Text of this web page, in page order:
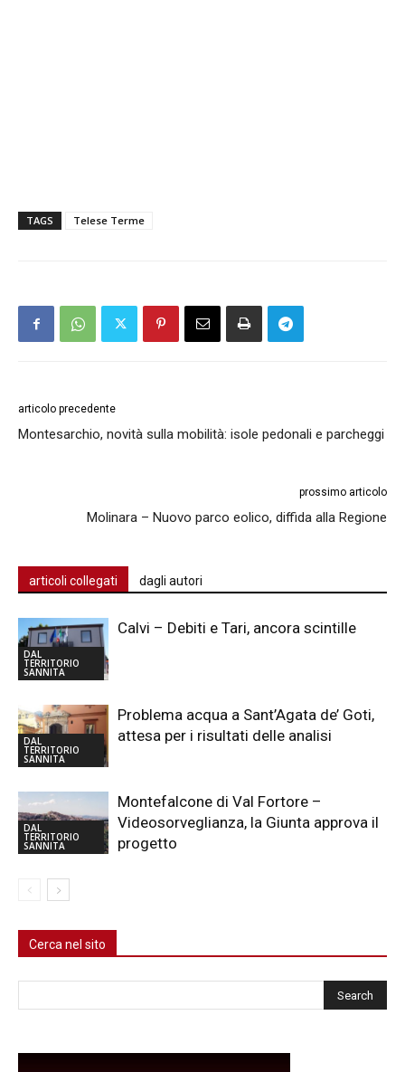
TAGS Telese Terme
articolo precedente
Montesarchio, novità sulla mobilità: isole pedonali e parcheggi
prossimo articolo
Molinara – Nuovo parco eolico, diffida alla Regione
articoli collegati dagli autori
DAL
TERRITORIO
SANNITA
Calvi – Debiti e Tari, ancora scintille
DAL
TERRITORIO
SANNITA
Problema acqua a Sant’Agata de’ Goti,
attesa per i risultati delle analisi
DAL
TERRITORIO
SANNITA
Montefalcone di Val Fortore –
Videosorveglianza, la Giunta approva il
progetto
Cerca nel sito